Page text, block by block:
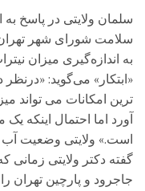
سلمان ولایتی در پاسخ
سلامت شورای شهر تهران
به اندازه‌گیری میزان
«ابتکار» می‌گوید:
ترین امکانات می تواند
آورد اما احتمال اینکه
است.» ولایتی وضعیت آب
گفته دکتر ولایتی
جاجرود و پارچین تهران